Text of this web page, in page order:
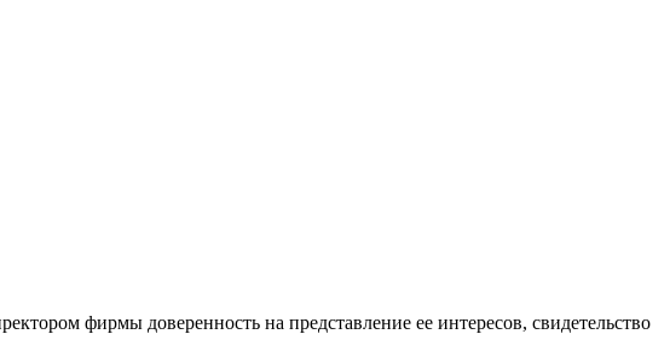
фирмы доверенность на представление ее интересов, свидетельство